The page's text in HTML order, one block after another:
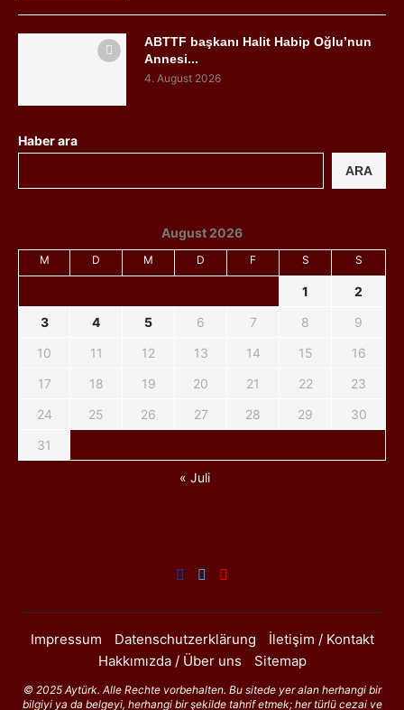
ABTTF başkanı Halit Habip Oğlu’nun
Annesi...
4. August 2026
Haber ara
ARA
August 2026
M D M D F S S
1
2
3
4 5 6 7 8
9
10
11 12 13 14 15
16
17
18 19 20 21 22
23
24
25 26 27 28 29
30
31
« Juli
Impressum Datenschutzerklärung
İletişim / Kontakt
Hakkımızda / Über uns
Sitemap
© 2025 Aytürk. Alle Rechte vorbehalten. Bu sitede yer alan herhangi bir
bilgiyi ya da belgeyi, herhangi bir şekilde tahrif etmek; her türlü cezai ve